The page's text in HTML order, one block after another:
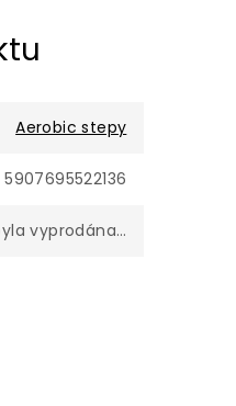
Aerobic stepy
5907695522136
vyprodána…